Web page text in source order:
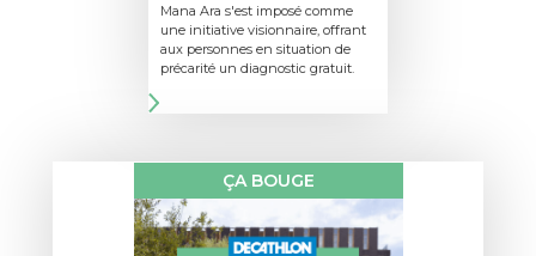
Mana Ara s'est imposé comme
une initiative visionnaire, offrant
aux personnes en situation de
précarité un diagnostic gratuit.
ÇA BOUGE